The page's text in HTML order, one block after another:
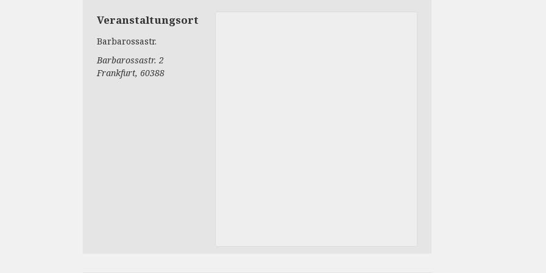
Veranstaltungsort
Barbarossastr.
Barbarossastr. 2
Frankfurt, 60388